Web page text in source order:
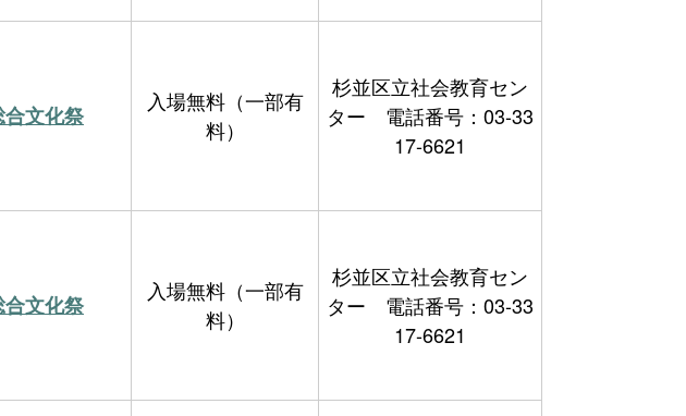
文化祭
入場無料（一部有
料）
杉並区立社会教育セン
ター 電話番号：03-33
17-6621
文化祭
入場無料（一部有
料）
杉並区立社会教育セン
ター 電話番号：03-33
17-6621